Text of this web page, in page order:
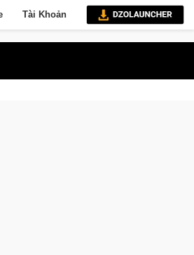
Tài Khoản